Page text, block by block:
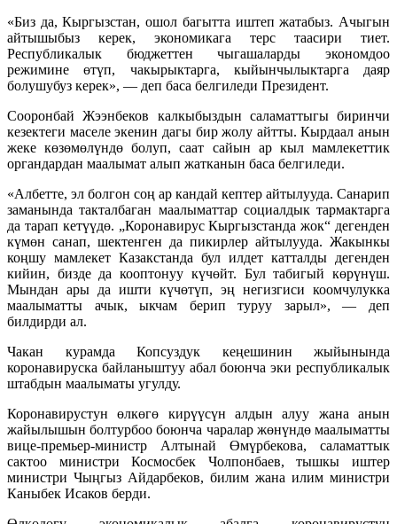
«Биз да, Кыргызстан, ошол багытта иштеп жатабыз. Ачыгын
айтышыбыз керек, экономикага терс таасири тиет.
Республикалык бюджеттен чыгашаларды экономдоо
режимине өтүп, чакырыктарга, кыйынчылыктарга даяр
болушубуз керек», — деп баса белгиледи Президент.
Сооронбай Жээнбеков калкыбыздын саламаттыгы биринчи
кезектеги маселе экенин дагы бир жолу айтты. Кырдаал анын
жеке көзөмөлүндө болуп, саат сайын ар кыл мамлекеттик
органдардан маалымат алып жатканын баса белгиледи.
«Албетте, эл болгон соң ар кандай кептер айтылууда. Санарип
заманында такталбаган маалыматтар социалдык тармактарга
да тарап кетүүдө. „Коронавирус Кыргызстанда жок“ дегенден
күмөн санап, шектенген да пикирлер айтылууда. Жакынкы
коңшу мамлекет Казакстанда бул илдет катталды дегенден
кийин, бизде да кооптонуу күчөйт. Бул табигый көрүнүш.
Мындан ары да ишти күчөтүп, эң негизгиси коомчулукка
маалыматты ачык, ыкчам берип туруу зарыл», — деп
билдирди ал.
Чакан курамда Копсуздук кеңешинин жыйынында
коронавируска байланыштуу абал боюнча эки республикалык
штабдын маалыматы угулду.
Коронавирустун өлкөгө кирүүсүн алдын алуу жана анын
жайылышын болтурбоо боюнча чаралар жөнүндө маалыматты
вице-премьер-министр Алтынай Өмүрбекова, саламаттык
сактоо министри Космосбек Чолпонбаев, тышкы иштер
министри Чыңгыз Айдарбеков, билим жана илим министри
Каныбек Исаков берди.